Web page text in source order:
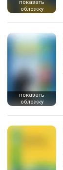
показать
обложку
показать
обложку